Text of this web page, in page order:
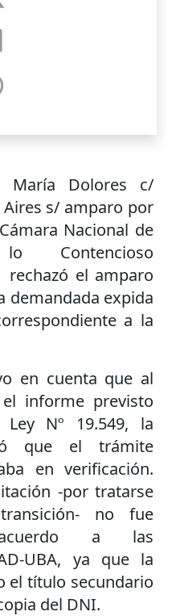
María Dolores c/
s/ amparo por
Nacional de
Contencioso
el amparo
demandada expida
a la
en cuenta que al
informe previsto
Nº 19.549, la
que el trámite
en verificación.
-por tratarse
no fue
a las
UBA, ya que la
el título secundario
del DNI.